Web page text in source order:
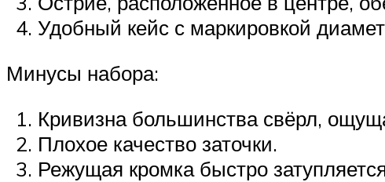
Удобный кейс с маркировкой
Минусы набора:
Кривизна большинства свёрл,
Плохое качество заточки.
Режущая кромка быстро